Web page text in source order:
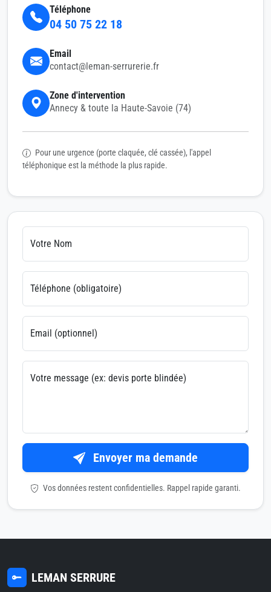
Téléphone
04 50 75 22 18
Email
contact@leman-serrurerie.fr
Zone d'intervention
Annecy & toute la Haute-Savoie (74)
Pour une urgence (porte claquée, clé cassée), l'appel
téléphonique est la méthode la plus rapide.
Votre Nom
Téléphone (obligatoire)
Email (optionnel)
Votre message (ex: devis porte blindée)
Envoyer ma demande
Vos données restent confidentielles. Rappel rapide garanti.
LEMAN SERRURE